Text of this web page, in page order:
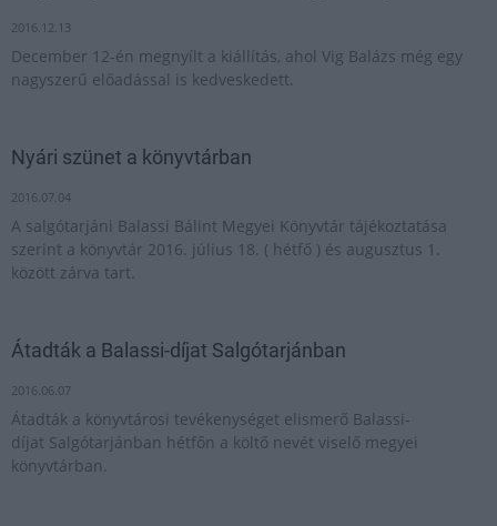
2016.12.13
December 12-én megnyílt a kiállítás, ahol Vig Balázs még egy
nagyszerű előadással is kedveskedett.
Nyári szünet a könyvtárban
2016.07.04
A salgótarjáni Balassi Bálint Megyei Könyvtár tájékoztatása
szerint a könyvtár 2016. július 18. ( hétfő ) és augusztus 1.
között zárva tart.
Átadták a Balassi-díjat Salgótarjánban
2016.06.07
Átadták a könyvtárosi tevékenységet elismerő Balassi-
díjat Salgótarjánban hétfőn a költő nevét viselő megyei
könyvtárban.